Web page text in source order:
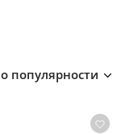
популярности